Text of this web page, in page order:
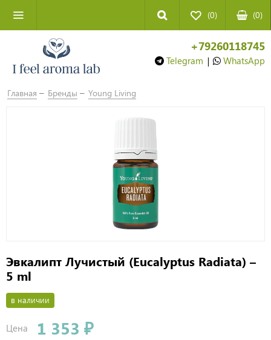
(0) (0)
+79260118745
Telegram | WhatsApp
Главная Бренды Young Living
Эвкалипт Лучистый (Eucalyptus Radiata) –
5 ml
в наличии
Цена 1 353 ₽